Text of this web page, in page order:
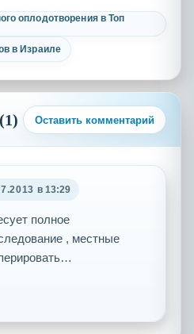
оплодотворения в Топ
в Израиле
Оставить комментарий
в 13:29
полное
, местные